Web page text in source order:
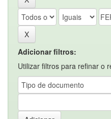
Adicionar filtros:
Utilizar filtros para refinar o